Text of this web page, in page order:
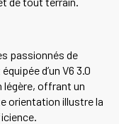
passionnés de
d’un V6 3.0
légère, offrant un
orientation illustre la